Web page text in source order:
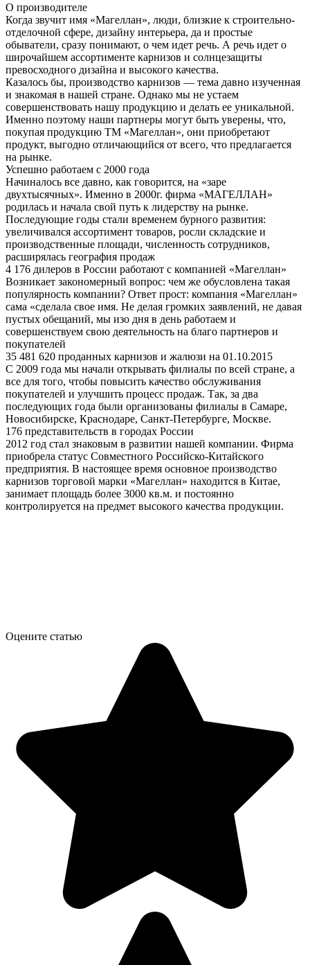
О производителе
Когда звучит имя «Магеллан», люди, близкие к строительно-
отделочной сфере, дизайну интерьера, да и простые
обыватели, сразу понимают, о чем идет речь. А речь идет о
широчайшем ассортименте карнизов и солнцезащиты
превосходного дизайна и высокого качества.
Казалось бы, производство карнизов — тема давно изученная
и знакомая в нашей стране. Однако мы не устаем
совершенствовать нашу продукцию и делать ее уникальной.
Именно поэтому наши партнеры могут быть уверены, что,
покупая продукцию ТМ «Магеллан», они приобретают
продукт, выгодно отличающийся от всего, что предлагается
на рынке.
Успешно работаем с 2000 года
Начиналось все давно, как говорится, на «заре
двухтысячных». Именно в 2000г. фирма «МАГЕЛЛАН»
родилась и начала свой путь к лидерству на рынке.
Последующие годы стали временем бурного развития:
увеличивался ассортимент товаров, росли складские и
производственные площади, численность сотрудников,
расширялась география продаж
4 176 дилеров в России работают с компанией «Магеллан»
Возникает закономерный вопрос: чем же обусловлена такая
популярность компании? Ответ прост: компания «Магеллан»
сама «сделала свое имя. Не делая громких заявлений, не давая
пустых обещаний, мы изо дня в день работаем и
совершенствуем свою деятельность на благо партнеров и
покупателей
35 481 620 проданных карнизов и жалюзи на 01.10.2015
С 2009 года мы начали открывать филиалы по всей стране, а
все для того, чтобы повысить качество обслуживания
покупателей и улучшить процесс продаж. Так, за два
последующих года были организованы филиалы в Самаре,
Новосибирске, Краснодаре, Санкт-Петербурге, Москве.
176 представительств в городах России
2012 год стал знаковым в развитии нашей компании. Фирма
приобрела статус Совместного Российско-Китайского
предприятия. В настоящее время основное производство
карнизов торговой марки «Магеллан» находится в Китае,
занимает площадь более 3000 кв.м. и постоянно
контролируется на предмет высокого качества продукции.
Оцените статью